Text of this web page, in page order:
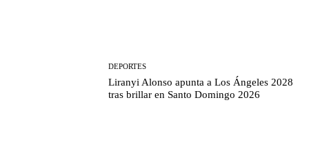
DEPORTES
Liranyi Alonso apunta a Los Ángeles 2028
tras brillar en Santo Domingo 2026